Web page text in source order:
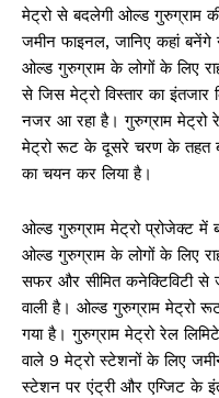
मेट्रो से बदलेगी ओल्ड गुरुग्राम
जमीन फाइनल, जानिए कहां बनेंगे
ओल्ड गुरुग्राम के लोगों के लिए
से जिस मेट्रो विस्तार का इंतजार
नजर आ रहा है। गुरुग्राम मेट्रो
मेट्रो रूट के दूसरे चरण के तहत
का चयन कर लिया है।
ओल्ड गुरुग्राम मेट्रो प्रोजेक्ट में
ओल्ड गुरुग्राम के लोगों के लिए
सफर और सीमित कनेक्टिविटी
वाली है। ओल्ड गुरुग्राम मेट्रो
गया है। गुरुग्राम मेट्रो रेल
वाले 9 मेट्रो स्टेशनों के लिए
स्टेशन पर एंट्री और एग्जिट के